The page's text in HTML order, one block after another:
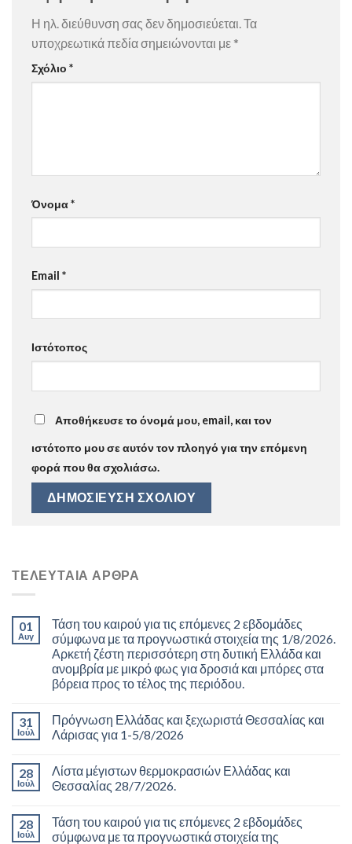
Η ηλ. διεύθυνση σας δεν δημοσιεύεται.Τα
υποχρεωτικά πεδία σημειώνονται με *
Σχόλιο *
Όνομα*
Email *
Ιστότοπος
Αποθήκευσε το όνομά μου, email, και τον
ιστότοπο μου σε αυτόν τον πλοηγό για την επόμενη
φορά που θα σχολιάσω.
ΤΕΛΕΥΤΑΊΑ ΆΡΘΡΑ
01
Αυγ
Τάση του καιρού για τις επόμενες 2 εβδομάδες
σύμφωνα με τα προγνωστικά στοιχεία της 1/8/2026.
Αρκετή ζέστη περισσότερη στη δυτική Ελλάδα και
ανομβρία με μικρό φως για δροσιά και μπόρες στα
βόρεια προς το τέλος της περιόδου.
31
Ιούλ
Πρόγνωση Ελλάδας και ξεχωριστά Θεσσαλίας και
Λάρισας για 1-5/8/2026
28
Ιούλ
Λίστα μέγιστων θερμοκρασιών Ελλάδας και
Θεσσαλίας 28/7/2026.
28
Ιούλ
Τάση του καιρού για τις επόμενες 2 εβδομάδες
σύμφωνα με τα προγνωστικά στοιχεία της